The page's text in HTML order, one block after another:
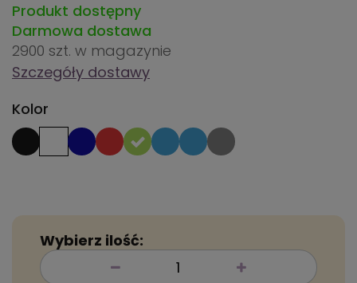
Produkt dostępny
Darmowa dostawa
2900 szt. w magazynie
Szczegóły dostawy
Kolor
Wybierz ilość: